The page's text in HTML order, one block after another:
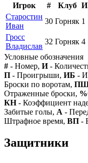
Игрок # Клуб И
Старостин
Иван
30 Горняк 1
Гросс
Владислав
32 Горняк 4
Условные обозначения
# - Номер, И-
П - Проигрыши, ИБ -
Броски по воротам,
Отраженные броски,
КН- Коэффициент
Забитые голы, А -
Штрафное время, ВП -
Защитники